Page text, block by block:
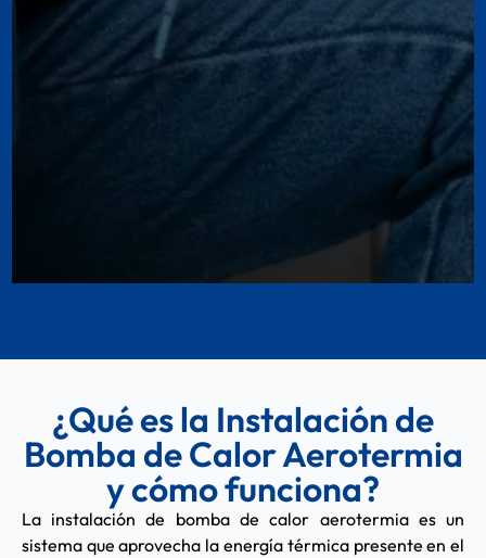
¿Qué es la Instalación de
Bomba de Calor Aerotermia
y cómo funciona?
La instalación de bomba de calor aerotermia es un
sistema que aprovecha la energía térmica presente en el